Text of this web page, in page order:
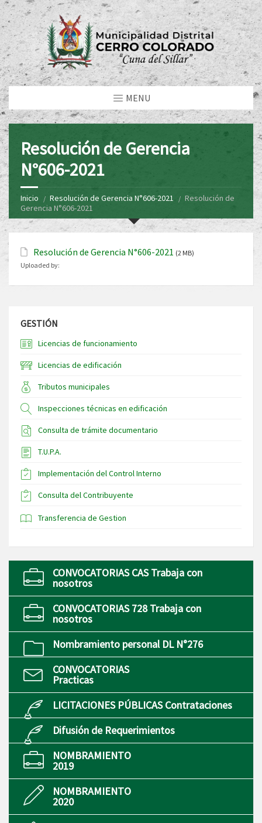
MENU
Resolución de Gerencia
N°606-2021
Inicio Resolución de Gerencia N°606-2021
Resolución de
Gerencia N°606-2021
Resolución de Gerencia N°606-2021 (2 MB)
Uploaded by:
GESTIÓN
Licencias de funcionamiento
Licencias de edificación
Tributos municipales
Inspecciones técnicas en edificación
Consulta de trámite documentario
T.U.P.A.
Implementación del Control Interno
Consulta del Contribuyente
Transferencia de Gestion
CONVOCATORIAS CAS Trabaja con
nosotros
CONVOCATORIAS 728 Trabaja con
nosotros
Nombramiento personal DL N°276
CONVOCATORIAS
Practicas
LICITACIONES PÚBLICAS Contrataciones
Difusión de Requerimientos
NOMBRAMIENTO
2019
NOMBRAMIENTO
2020